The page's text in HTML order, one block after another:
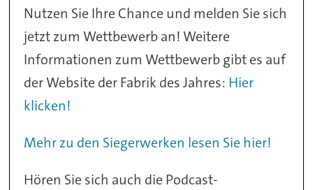
Nutzen Sie Ihre Chance und melden Sie sich
jetzt zum Wettbewerb an! Weitere
Informationen zum Wettbewerb gibt es auf
der Website der Fabrik des Jahres: Hier
klicken!
Mehr zu den Siegerwerken lesen Sie hier!
Hören Sie sich auch die Podcast-